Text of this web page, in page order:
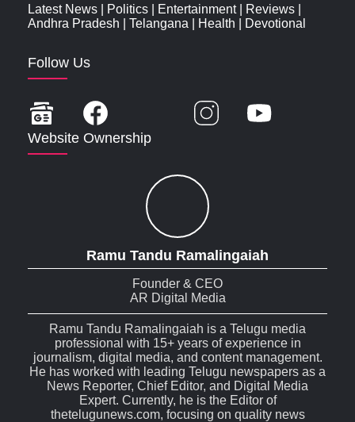
Latest News Politics Entertainment| Reviews
Andhra Pradesh
Telangana Health Devotional
Follow Us
Website Ownership
Ramu Tandu Ramalingaiah
Founder & CEO
AR Digital Media
Ramu Tandu Ramalingaiah is a Telugu media
professional with 15+ years of experience in
journalism, digital media, and content management.
He has worked with leading Telugu newspapers as a
News Reporter, Chief Editor, and Digital Media
Expert. Currently, he is the Editor of
thetelugunews.com, focusing on quality news